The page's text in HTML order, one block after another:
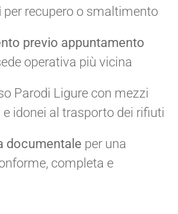
per recupero o smaltimento
previo appuntamento
operativa più vicina
Parodi Ligure con mezzi
idonei al trasporto dei rifiuti
documentale per una
completa e